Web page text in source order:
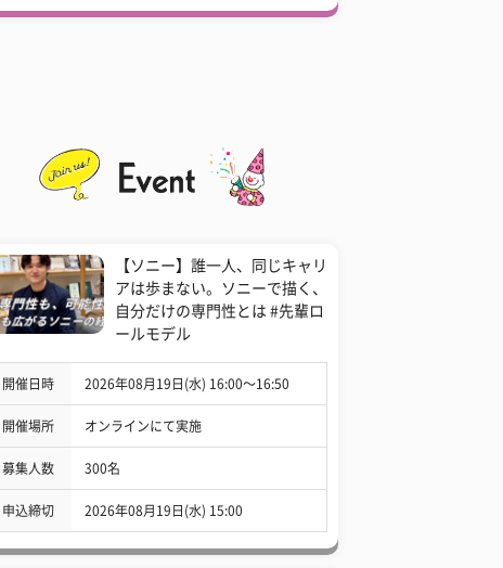
【ソニー】誰一人、同じキャリ
アは歩まない。ソニーで描く、
自分だけの専門性とは #先輩ロ
ールモデル
開催日時 2026年08月19日(水) 16:00〜16:50
開催場所 オンラインにて実施
募集人数 300名
申込締切 2026年08月19日(水) 15:00